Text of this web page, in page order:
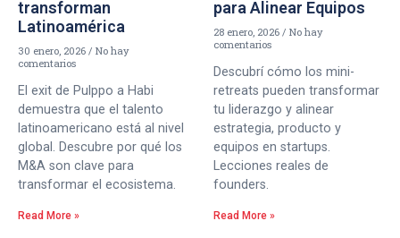
transforman
Latinoamérica
30 enero, 2026
No hay
comentarios
El exit de Pulppo a Habi
demuestra que el talento
latinoamericano está al nivel
global. Descubre por qué los
M&A son clave para
transformar el ecosistema.
Read More »
para Alinear Equipos
28 enero, 2026
No hay
comentarios
Descubrí cómo los mini-
retreats pueden transformar
tu liderazgo y alinear
estrategia, producto y
equipos en startups.
Lecciones reales de
founders.
Read More »